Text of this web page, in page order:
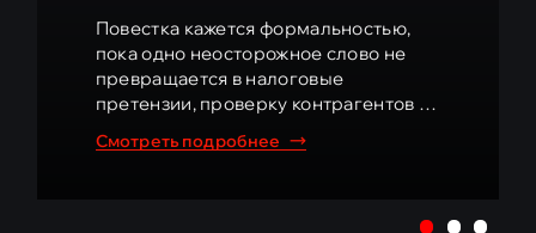
Повестка кажется формальностью,
пока одно неосторожное слово не
превращается в налоговые
претензии, проверку контрагентов и
Смотреть подробнее